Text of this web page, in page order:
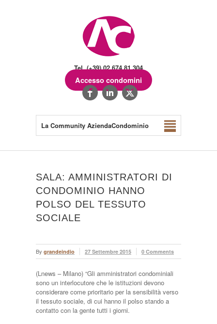
Tel. (+39) 02.674.81.304
Accesso condomini
La Community AziendaCondominio
SALA: AMMINISTRATORI DI
CONDOMINIO HANNO
POLSO DEL TESSUTO
SOCIALE
By grandeindio 27 Settembre 2015 0 Comments
(Lnews – Milano) “Gli amministratori condominiali
sono un interlocutore che le istituzioni devono
considerare come prioritario per la sensibilità verso
il tessuto sociale, di cui hanno il polso stando a
contatto con la gente tutti i giorni.